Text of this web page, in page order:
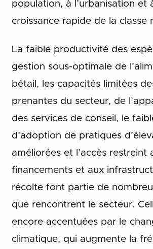
population, à l’urbanisation et
croissance rapide de la classe
La faible productivité des
gestion sous-optimale de
bétail, les capacités limitées
prenantes du secteur, de
des services de conseil, le
d’adoption de pratiques
améliorées et l’accès restreint
financements et aux
récolte font partie de
que rencontrent le secteur.
encore accentuées par le
climatique, qui augmente la